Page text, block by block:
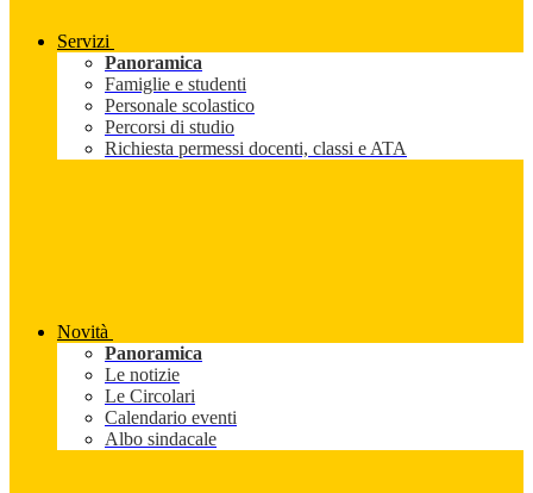
Servizi
Panoramica
Famiglie e studenti
Personale scolastico
Percorsi di studio
Richiesta permessi docenti, classi e ATA
Novità
Panoramica
Le notizie
Le Circolari
Calendario eventi
Albo sindacale